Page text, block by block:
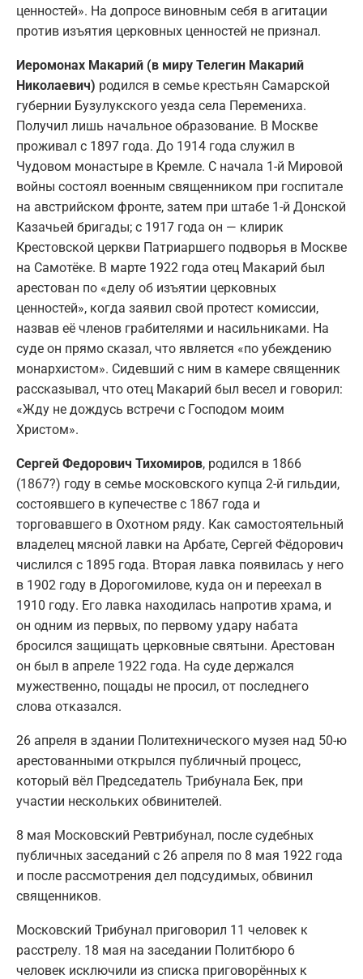
ценностей». На допросе виновным себя в агитации
против изъятия церковных ценностей не признал.
Иеромонах Макарий (в миру Телегин Макарий
Николаевич) родился в семье крестьян Самарской
губернии Бузулукского уезда села Перемениха.
Получил лишь начальное образование. В Москве
проживал с 1897 года. До 1914 года служил в
Чудовом монастыре в Кремле. С начала 1-й Мировой
войны состоял военным священником при госпитале
на австрийском фронте, затем при штабе 1-й Донской
Казачьей бригады; с 1917 года он — клирик
Крестовской церкви Патриаршего подворья в Москве
на Самотёке. В марте 1922 года отец Макарий был
арестован по «делу об изъятии церковных
ценностей», когда заявил свой протест комиссии,
назвав её членов грабителями и насильниками. На
суде он прямо сказал, что является «по убеждению
монархистом». Сидевший с ним в камере священник
рассказывал, что отец Макарий был весел и говорил:
«Жду не дождусь встречи с Господом моим
Христом».
Сергей Федорович Тихомиров, родился в 1866
(1867?) году в семье московского купца 2-й гильдии,
состоявшего в купечестве с 1867 года и
торговавшего в Охотном ряду. Как самостоятельный
владелец мясной лавки на Арбате, Сергей Фёдорович
числился с 1895 года. Вторая лавка появилась у него
в 1902 году в Дорогомилове, куда он и переехал в
1910 году. Его лавка находилась напротив храма, и
он одним из первых, по первому удару набата
бросился защищать церковные святыни. Арестован
он был в апреле 1922 года. На суде держался
мужественно, пощады не просил, от последнего
слова отказался.
26 апреля в здании Политехнического музея над 50-ю
арестованными открылся публичный процесс,
который вёл Председатель Трибунала Бек, при
участии нескольких обвинителей.
8 мая Московский Ревтрибунал, после судебных
публичных заседаний с 26 апреля по 8 мая 1922 года
и после рассмотрения дел подсудимых, обвинил
священников.
Московский Трибунал приговорил 11 человек к
расстрелу. 18 мая на заседании Политбюро 6
человек исключили из списка приговорённых к